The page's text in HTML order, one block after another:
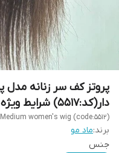
پروتز کف سر زنانه مدل
دار(کد:5517) شرایط ویژه اقساطی
Medium women's wig (code:5512)
برند:ماد مو
جنس